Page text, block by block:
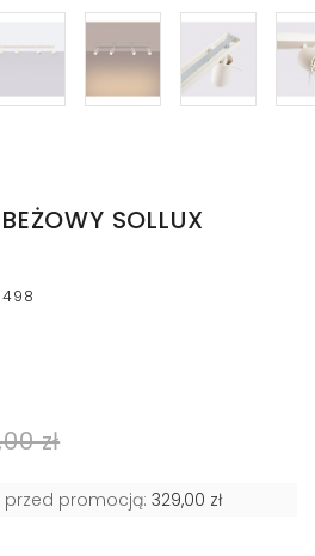
SOLLUX
zł
przed promocją: 329,00 zł